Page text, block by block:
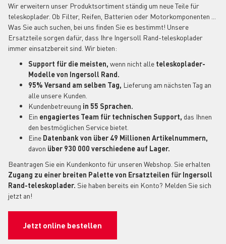
Wir erweitern unser Produktsortiment ständig um neue Teile für
teleskoplader. Ob Filter, Reifen, Batterien oder Motorkomponenten ...
Was Sie auch suchen, bei uns finden Sie es bestimmt! Unsere
Ersatzteile sorgen dafür, dass Ihre Ingersoll Rand-teleskoplader
immer einsatzbereit sind. Wir bieten:
Support für die meisten, wenn nicht alle teleskoplader-
Modelle von Ingersoll Rand.
95% Versand am selben Tag, Lieferung am nächsten Tag an
alle unsere Kunden.
Kundenbetreuung in 55 Sprachen.
Ein engagiertes Team für technischen Support, das Ihnen
den bestmöglichen Service bietet.
Eine Datenbank von über 49 Millionen Artikelnummern,
davon über 930 000 verschiedene auf Lager.
Beantragen Sie ein Kundenkonto für unseren Webshop. Sie erhalten
Zugang zu einer breiten Palette von Ersatzteilen für Ingersoll
Rand-teleskoplader. Sie haben bereits ein Konto? Melden Sie sich
jetzt an!
Jetzt online bestellen